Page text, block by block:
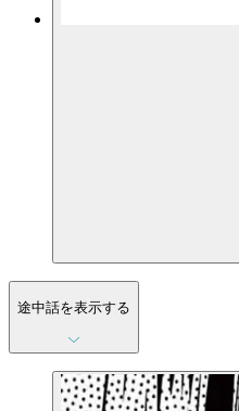
途中話を表示する